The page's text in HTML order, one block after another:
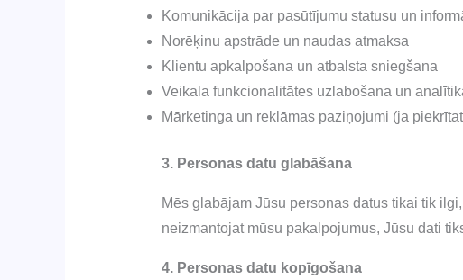
Komunikācija par pasūtījumu statusu un
Norēķinu apstrāde un naudas atmaksa
Klientu apkalpošana un atbalsta sniegšana
Veikala funkcionalitātes uzlabošana un
Mārketinga un reklāmas paziņojumi (ja
3. Personas datu glabāšana
Mēs glabājam Jūsu personas datus tikai tik
neizmantojat mūsu pakalpojumus, Jūsu dati
4. Personas datu kopīgošana